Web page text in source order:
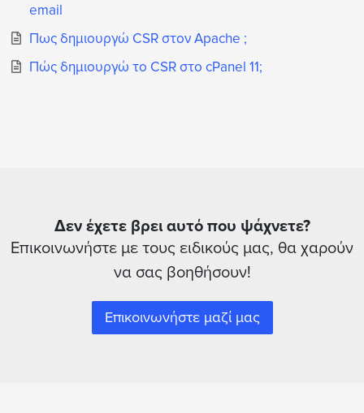
email
Πως δημιουργώ CSR στον Apache ;
Πώς δημιουργώ το CSR στο cPanel 11;
Δεν έχετε βρει αυτό που ψάχνετε?
Επικοινωνήστε με τους ειδικούς μας, θα χαρούν
να σας βοηθήσουν!
Επικοινωνήστε μαζί μας